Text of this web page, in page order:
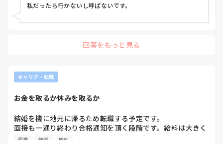
私だったら行かないし呼ばないです。
回答をもっと見る
キャリア・転職
お金を取るか休みを取るか
結婚を機に地元に帰るため転職する予定です。
面接も一通り終わり合格通知を頂く段階です。給料は大きく
かわりないのですが、休みが少なく辞退しようか悩んでいま
面接 結婚 給料